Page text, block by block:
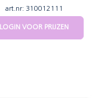
art.nr: 310012111
LOGIN VOOR PRIJZEN